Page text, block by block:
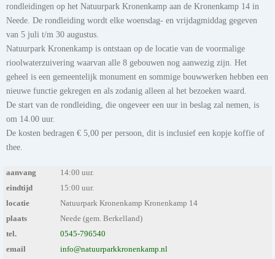
rondleidingen op het Natuurpark Kronenkamp aan de Kronenkamp 14 in
Neede. De rondleiding wordt elke woensdag- en vrijdagmiddag gegeven
van 5 juli t/m 30 augustus.
Natuurpark Kronenkamp is ontstaan op de locatie van de voormalige
rioolwaterzuivering waarvan alle 8 gebouwen nog aanwezig zijn. Het
geheel is een gemeentelijk monument en sommige bouwwerken hebben een
nieuwe functie gekregen en als zodanig alleen al het bezoeken waard.
De start van de rondleiding, die ongeveer een uur in beslag zal nemen, is
om 14.00 uur.
De kosten bedragen € 5,00 per persoon, dit is inclusief een kopje koffie of
thee.
aanvang
14:00 uur.
eindtijd
15:00 uur.
locatie
Natuurpark Kronenkamp Kronenkamp 14
plaats
Neede (gem. Berkelland)
tel.
0545-796540
email
info@natuurparkkronenkamp.nl